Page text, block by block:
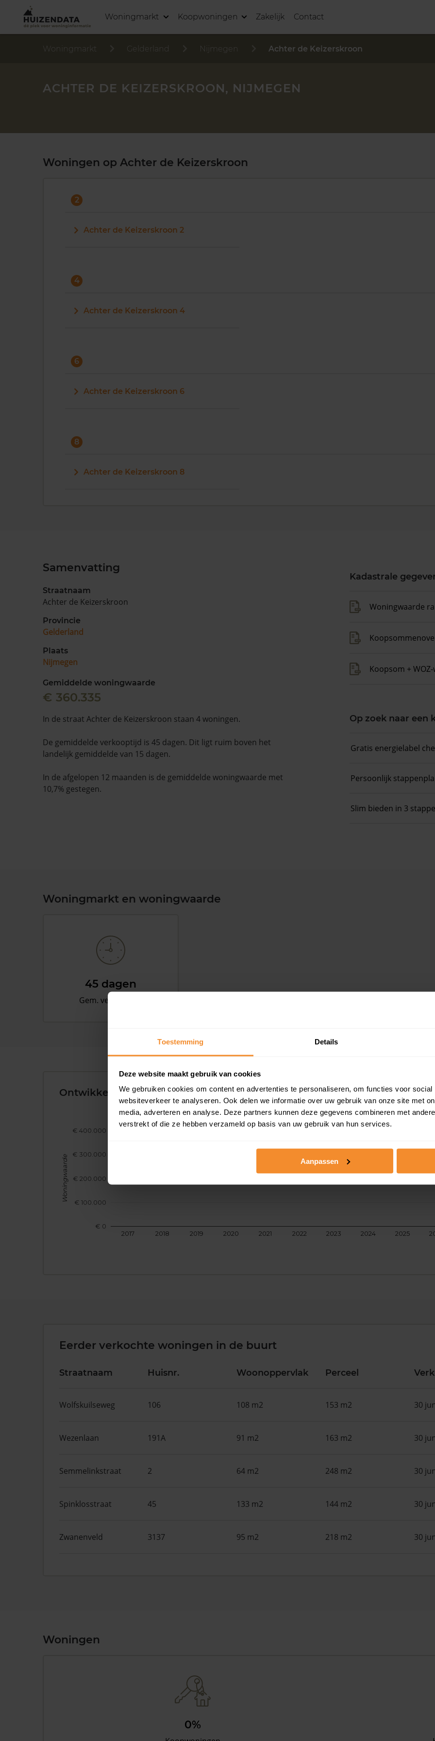
Toestemming Details
Deze website maakt gebruik van cookies
We gebruiken cookies om content en advertenties te personaliseren, om functies voor
websiteverkeer te analyseren. Ook delen we informatie over uw gebruik van onze site met
media, adverteren en analyse. Deze partners kunnen deze gegevens combineren met
verstrekt of die ze hebben verzameld op basis van uw gebruik van hun services.
Aanpassen
Woningmarkt Koopwoningen Zakelijk Contact
Woningmarkt Gelderland Nijmegen Achter de Keizerskroon
ACHTER DE KEIZERSKROON, NIJMEGEN
Woningen op Achter de Keizerskroon
2
Achter de Keizerskroon 2
4
Achter de Keizerskroon 4
6
Achter de Keizerskroon 6
8
Achter de Keizerskroon 8
Samenvatting
Straatnaam
Achter de Keizerskroon
Provincie
Gelderland
Plaats
Nijmegen
Gemiddelde woningwaarde
€ 360.335
In de straat Achter de Keizerskroon staan 4 woningen.
De gemiddelde verkooptijd is 45 dagen. Dit ligt ruim boven het
landelijk gemiddelde van 15 dagen.
In de afgelopen 12 maanden is de gemiddelde woningwaarde met
10,7% gestegen.
Kadastrale
Woningwaarde
Koopsom +
Op zoek naar een
Gratis energielabel
Persoonlijk
Slim bieden in 3
Woningmarkt en woningwaarde
45 dagen
Gem. verkooptijd
Ontwikkeling van de Woningwaarde
2017 2018 2019 2020 2021 2022 2023 2024 2025
€ 0
€ 100.000
€ 200.000
€ 300.000
€ 400.000
Woningwaarde
Eerder verkochte woningen in de buurt
Straatnaam Huisnr. Woonoppervlak Perceel
Wolfskuilseweg 106 108 m2 153 m2 30
Wezenlaan 191A 91 m2 163 m2 30
Semmelinkstraat 2 64 m2 248 m2 30
Spinklosstraat 45 133 m2 144 m2 30
Zwanenveld 3137 95 m2 218 m2 30
Woningen
0%